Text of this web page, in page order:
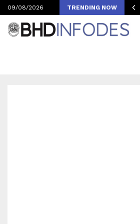
09/08/2026 TRENDING NOW
Merlinovih koncerata